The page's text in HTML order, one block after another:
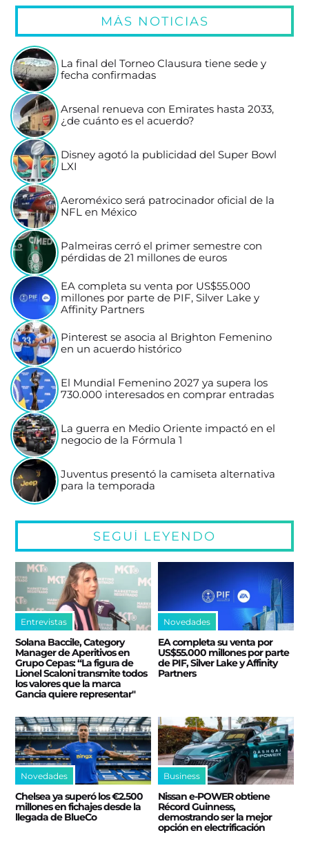
MÁS NOTICIAS
La final del Torneo Clausura tiene sede y
fecha confirmadas
Arsenal renueva con Emirates hasta 2033,
¿de cuánto es el acuerdo?
Disney agotó la publicidad del Super Bowl
LXI
Aeroméxico será patrocinador oficial de la
NFL en México
Palmeiras cerró el primer semestre con
pérdidas de 21 millones de euros
EA completa su venta por US$55.000
millones por parte de PIF, Silver Lake y
Affinity Partners
Pinterest se asocia al Brighton Femenino
en un acuerdo histórico
El Mundial Femenino 2027 ya supera los
730.000 interesados en comprar entradas
La guerra en Medio Oriente impactó en el
negocio de la Fórmula 1
Juventus presentó la camiseta alternativa
para la temporada
SEGUÍ LEYENDO
Entrevistas
Solana Baccile, Category
Manager de Aperitivos en
Grupo Cepas: “La figura de
Lionel Scaloni transmite todos
los valores que la marca
Gancia quiere representar"
Novedades
EA completa su venta por
US$55.000 millones por parte
de PIF, Silver Lake y Affinity
Partners
Novedades
Chelsea ya superó los €2.500
millones en fichajes desde la
llegada de BlueCo
Business
Nissan e‑POWER obtiene
Récord Guinness,
demostrando ser la mejor
opción en electrificación